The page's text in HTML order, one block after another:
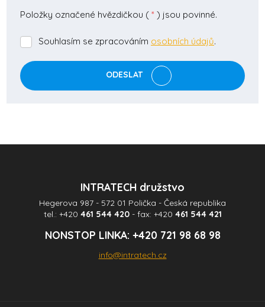
Položky označené hvězdičkou ( * ) jsou povinné.
Souhlasím
zpracováním
osobních
údajů.
Souhlasím se zpracováním osobních údajů.
ODESLAT
odeslat.
INTRATECH družstvo
Hegerova 987 - 572 01 Polička - Česká republika
tel.: +420 461 544 420- fax: +420 461 544 421
NONSTOP LINKA: +420 721 98 68 98
info@intratech.cz